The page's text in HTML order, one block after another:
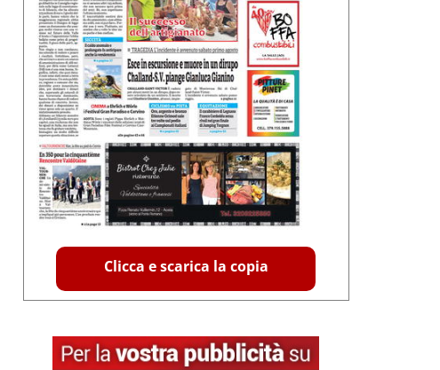
Clicca e scarica la copia